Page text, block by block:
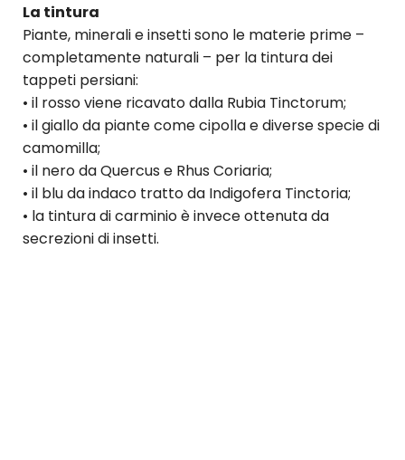
La tintura
Piante, minerali e insetti sono le materie prime –
completamente naturali – per la tintura dei
tappeti persiani:
• il rosso viene ricavato dalla Rubia Tinctorum;
• il giallo da piante come cipolla e diverse specie di
camomilla;
• il nero da Quercus e Rhus Coriaria;
• il blu da indaco tratto da Indigofera Tinctoria;
• la tintura di carminio è invece ottenuta da
secrezioni di insetti.